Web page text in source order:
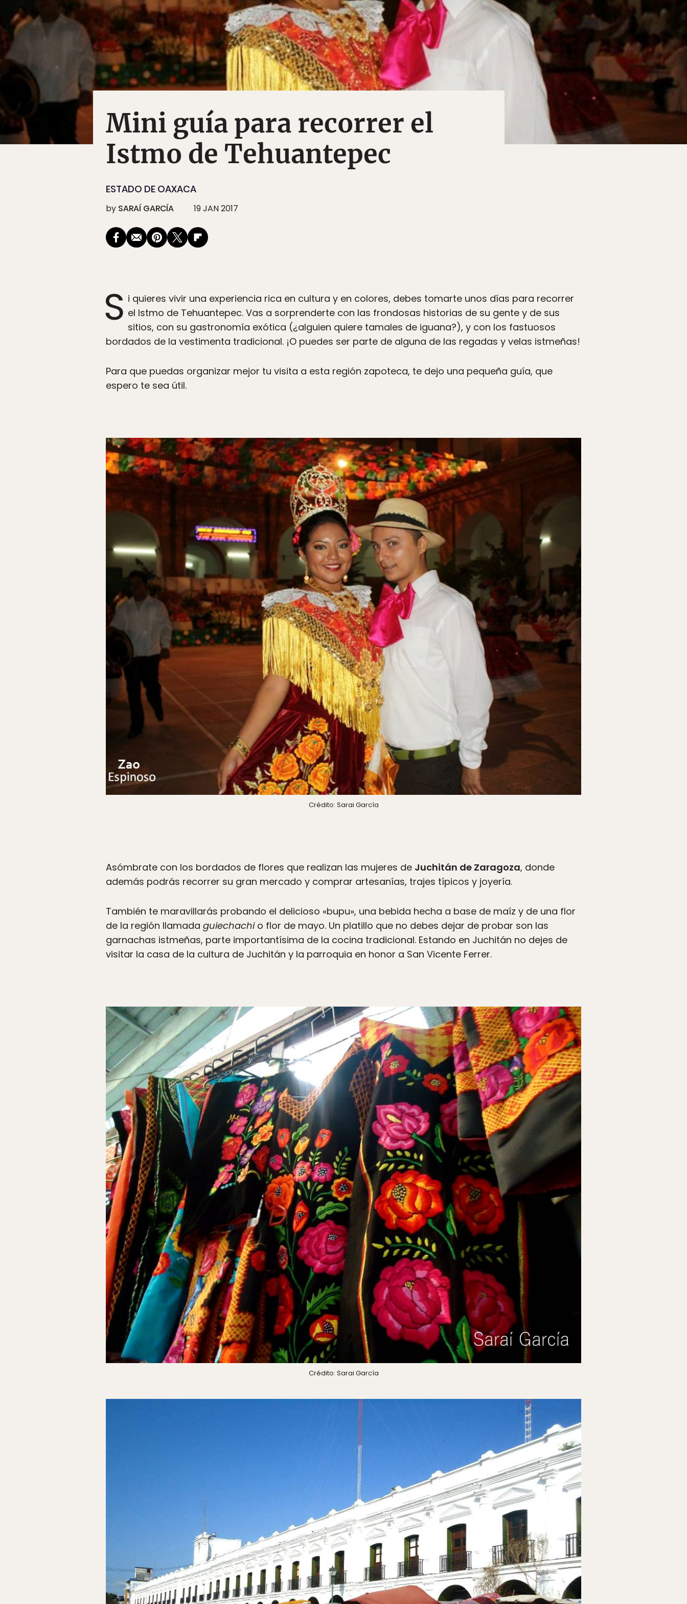
Mini guía para recorrer el
Istmo de Tehuantepec
ESTADO DE OAXACA
by SARAÍ GARCÍA 19 JAN 2017
S i quieres vivir una experiencia rica en cultura y en colores, debes tomarte unos días para recorrer
el Istmo de Tehuantepec. Vas a sorprenderte con las frondosas historias de su gente y de sus
sitios, con su gastronomía exótica (¿alguien quiere tamales de iguana?), y con los fastuosos
bordados de la vestimenta tradicional. ¡O puedes ser parte de alguna de las regadas y velas istmeñas!
Para que puedas organizar mejor tu visita a esta región zapoteca, te dejo una pequeña guía, que
espero te sea útil.
Crédito: Sarai García
Asómbrate con los bordados de flores que realizan las mujeres de Juchitán de Zaragoza, donde
además podrás recorrer su gran mercado y comprar artesanías, trajes típicos y joyería.
También te maravillarás probando el delicioso «bupu», una bebida hecha a base de maíz y de una flor
de la región llamada guiechachio flor de mayo. Un platillo que no debes dejar de probar son las
garnachas istmeñas, parte importantísima de la cocina tradicional. Estando en Juchitán no dejes de
visitar la casa de la cultura de Juchitán y la parroquia en honor a San Vicente Ferrer.
Crédito: Sarai García